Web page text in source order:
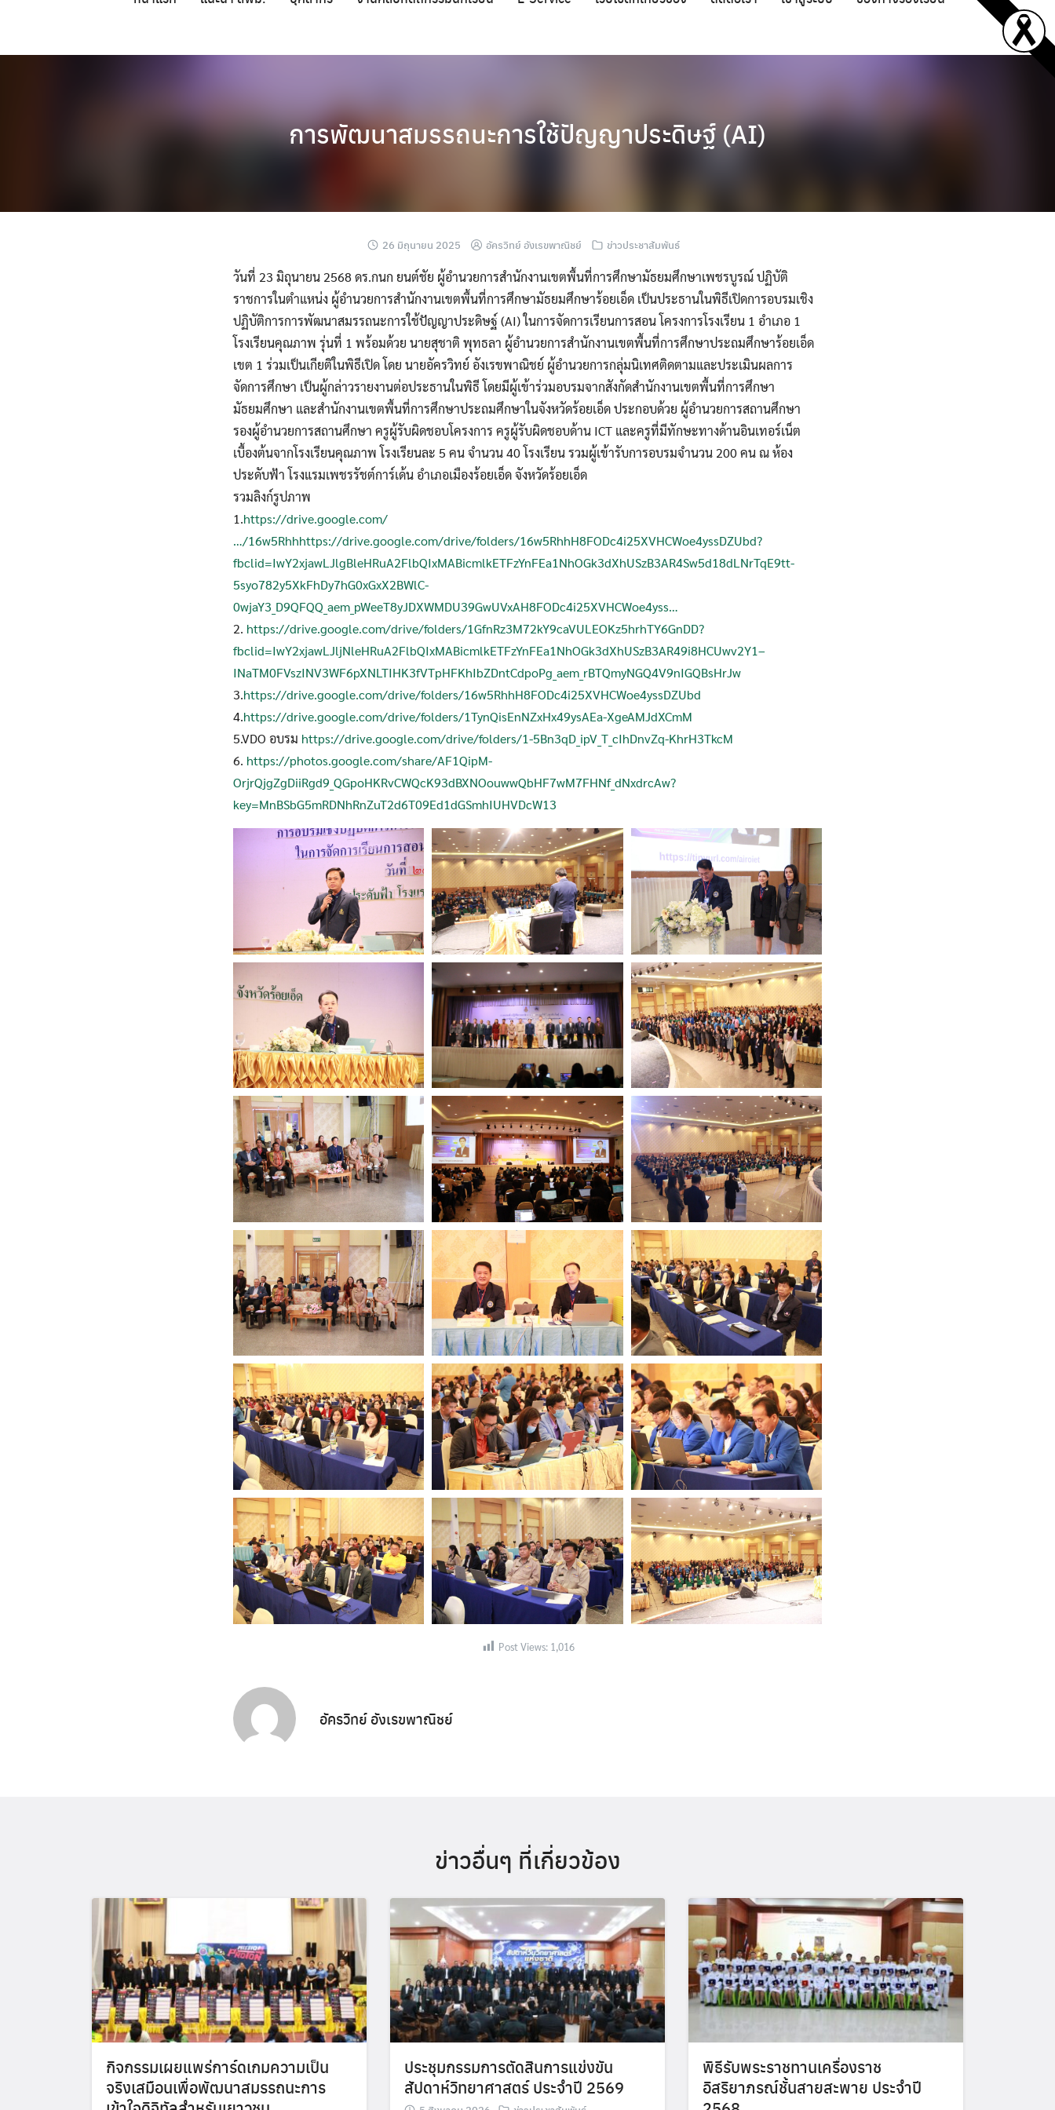
Search
for:
Search
การพัฒนาสมรรถนะการใช้ปัญญาประดิษฐ์ (AI)
26 มิถุนายน 2025 อัครวิทย์ อังเรขพาณิชย์ ข่าวประชาสัมพันธ์
วันที่ 23 มิถุนายน 2568 ดร.กนก ยนต์ชัย ผู้อำนวยการสำนักงานเขตพื้นที่การศึกษามัธยมศึกษาเพชรบูรณ์ ปฏิบัติ
ราชการในตำแหน่ง ผู้อำนวยการสำนักงานเขตพื้นที่การศึกษามัธยมศึกษาร้อยเอ็ด เป็นประธานในพิธีเปิดการอบรมเชิง
ปฏิบัติการการพัฒนาสมรรถนะการใช้ปัญญาประดิษฐ์ (AI) ในการจัดการเรียนการสอน โครงการโรงเรียน 1 อำเภอ 1
โรงเรียนคุณภาพ รุ่นที่ 1 พร้อมด้วย นายสุชาติ พุทธลา ผู้อำนวยการสำนักงานเขตพื้นที่การศึกษาประถมศึกษาร้อยเอ็ด
เขต 1 ร่วมเป็นเกียติในพิธีเปิด โดย นายอัครวิทย์ อังเรขพาณิชย์ ผู้อำนวยการกลุ่มนิเทศติดตามและประเมินผลการ
จัดการศึกษา เป็นผู้กล่าวรายงานต่อประธานในพิธี โดยมีผู้เข้าร่วมอบรมจากสังกัดสำนักงานเขตพื้นที่การศึกษา
มัธยมศึกษา และสำนักงานเขตพื้นที่การศึกษาประถมศึกษาในจังหวัดร้อยเอ็ด ประกอบด้วย ผู้อำนวยการสถานศึกษา
รองผู้อำนวยการสถานศึกษา ครูผู้รับผิดชอบโครงการ ครูผู้รับผิดชอบด้าน ICT และครูที่มีทักษะทางด้านอินเทอร์เน็ต
เบื้องต้นจากโรงเรียนคุณภาพ โรงเรียนละ 5 คน จำนวน 40 โรงเรียน รวมผู้เข้ารับการอบรมจำนวน 200 คน ณ ห้อง
ประดับฟ้า โรงแรมเพชรรัชต์การ์เด้น อำเภอเมืองร้อยเอ็ด จังหวัดร้อยเอ็ด
รวมลิงก์รูปภาพ
1.https://drive.google.com/
…/16w5Rhhhttps://drive.google.com/drive/folders/16w5RhhH8FODc4i25XVHCWoe4yssDZUbd?
fbclid=IwY2xjawLJlgBleHRuA2FlbQIxMABicmlkETFzYnFEa1NhOGk3dXhUSzB3AR4Sw5d18dLNrTqE9tt-
5syo782y5XkFhDy7hG0xGxX2BWlC-
0wjaY3_D9QFQQ_aem_pWeeT8yJDXWMDU39GwUVxAH8FODc4i25XVHCWoe4yss…
2. https://drive.google.com/drive/folders/1GfnRz3M72kY9caVULEOKz5hrhTY6GnDD?
fbclid=IwY2xjawLJljNleHRuA2FlbQIxMABicmlkETFzYnFEa1NhOGk3dXhUSzB3AR49i8HCUwv2Y1–
INaTM0FVszINV3WF6pXNLTIHK3fVTpHFKhIbZDntCdpoPg_aem_rBTQmyNGQ4V9nIGQBsHrJw
3.https://drive.google.com/drive/folders/16w5RhhH8FODc4i25XVHCWoe4yssDZUbd
4.https://drive.google.com/drive/folders/1TynQisEnNZxHx49ysAEa-XgeAMJdXCmM
5.VDO อบรม https://drive.google.com/drive/folders/1-5Bn3qD_ipV_T_cIhDnvZq-KhrH3TkcM
6. https://photos.google.com/share/AF1QipM-
OrjrQjgZgDiiRgd9_QGpoHKRvCWQcK93dBXNOouwwQbHF7wM7FHNf_dNxdrcAw?
key=MnBSbG5mRDNhRnZuT2d6T09Ed1dGSmhIUHVDcW13
Post Views: 1,016
อัครวิทย์ อังเรขพาณิชย์
ข่าวอื่นๆ ที่เกี่ยวข้อง
กิจกรรมเผยแพร่การ์ดเกมความเป็น
จริงเสมือนเพื่อพัฒนาสมรรถนะการ
ประชุมกรรมการตัดสินการแข่งขัน
สัปดาห์วิทยาศาสตร์ ประจำปี 2569
พิธีรับพระราชทานเครื่องราช
อิสริยาภรณ์ชั้นสายสะพาย ประจำปี